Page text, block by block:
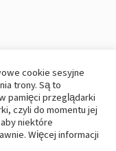
cookie sesyjne
trony. Są to
pamięci przeglądarki
czyli do momentu jej
niektóre
Więcej informacji